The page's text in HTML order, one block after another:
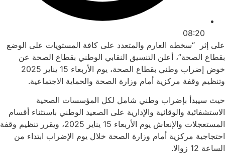
08:20
على إثر “سخطه العارم والمتعدد على كافة المستويات على الوضع
بقطاع الصحة”، أعلن التنسيق النقابي الوطني بقطاع الصحة عن
خوض إضراب وطني بقطاع الصحة، يوم الأربعاء 15 يناير 2025
وتنظيم وقفة مركزية أمام وزارة الصحة والحماية الاجتماعية.
حيث سيبدأ بإضراب وطني شامل لكل المؤسسات الصحية
الاستشفائية والوقائية والإدارية على الصعيد الوطني باستثناء أقسام
المستعجلات والإنعاش يوم الأربعاء 15 يناير 2025، ويقرر تنظيم وقفة
احتجاجية مركزية أمام وزارة الصحة خلال يوم الإضراب ابتداء من
الساعة 12 زوالا.